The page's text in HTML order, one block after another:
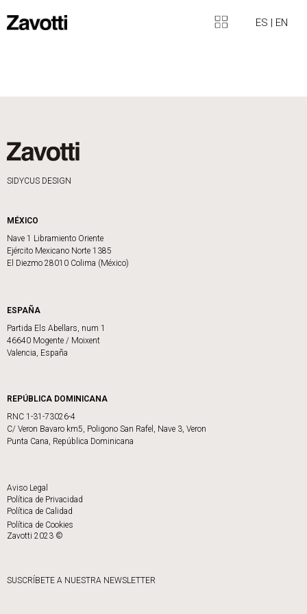
ES | EN
SIDYCUS DESIGN
MÉXICO
Nave 1 Libramiento Oriente
Ejército Mexicano Norte 1385
El Diezmo 28010 Colima (México)
ESPAÑA
Partida Els Abellars, num 1
46640 Mogente / Moixent
Valencia, España
REPÚBLICA DOMINICANA
RNC 1-31-73026-4
C/ Veron Bavaro km5, Poligono San Rafel, Nave 3, Veron
Punta Cana, República Dominicana
Aviso Legal
Política de Privacidad
Política de Calidad
Política de Cookies
Zavotti 2023 ©
SUSCRÍBETE A NUESTRA NEWSLETTER